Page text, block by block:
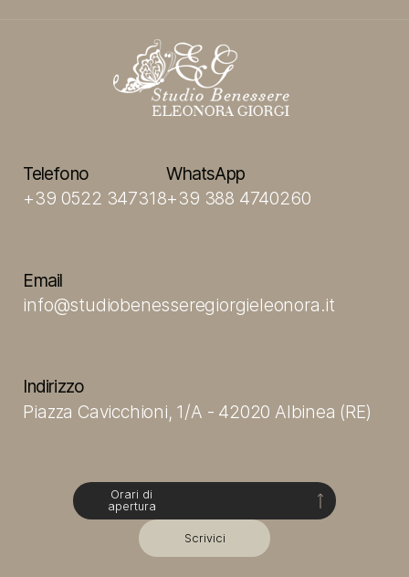
Telefono
+39 0522 347318
WhatsApp
+39 388 4740260
Email
info@studiobenesseregiorgieleonora.it
Indirizzo
Piazza Cavicchioni, 1/A - 42020 Albinea (RE)
Scrivici
Orari di
apertura